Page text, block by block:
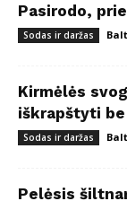
Pasirodo,
Sodas ir daržas
Kirmėlės
iškrapštyti
Sodas ir daržas
Pelėsis